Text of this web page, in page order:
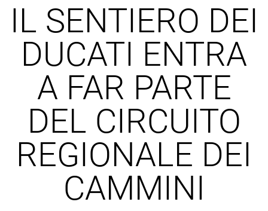
IL SENTIERO DEI
DUCATI ENTRA
A FAR PARTE
DEL CIRCUITO
REGIONALE DEI
CAMMINI